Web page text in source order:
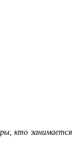
кто занимается